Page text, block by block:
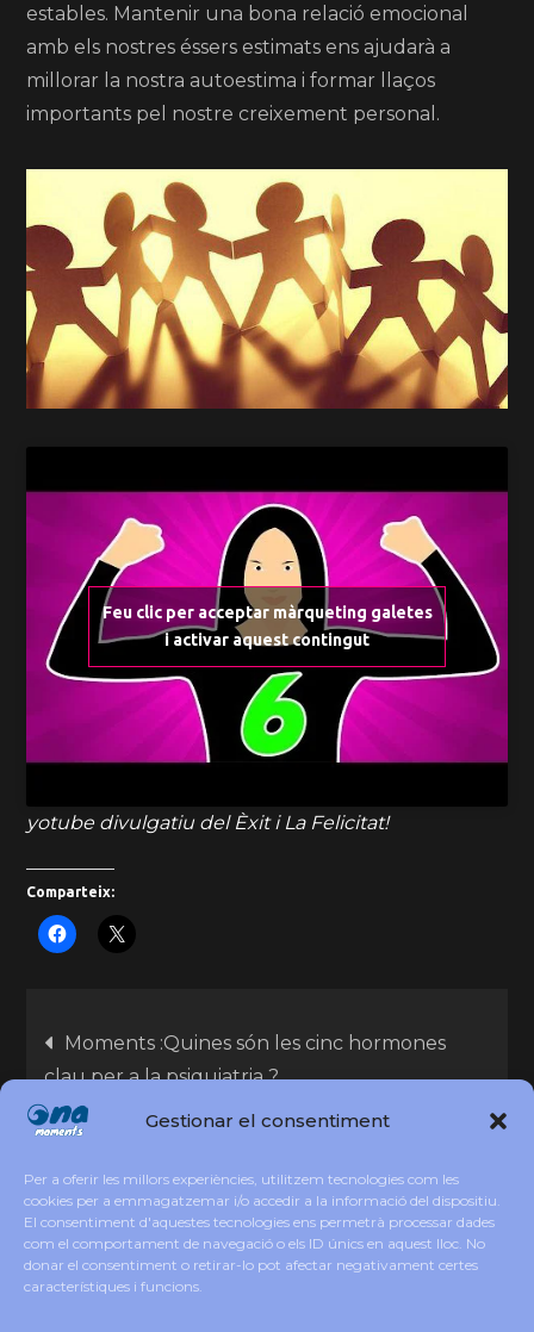
Gestionar el consentiment
Per a oferir les millors experiències, utilitzem tecnologies com les
cookies per a emmagatzemar i/o accedir a la informació del dispositiu.
El consentiment d'aquestes tecnologies ens permetrà processar dades
com el comportament de navegació o els ID únics en aquest lloc. No
donar el consentiment o retirar-lo pot afectar negativament certes
característiques i funcions.
estables. Mantenir una bona relació emocional
amb els nostres éssers estimats ens ajudarà a
millorar la nostra autoestima i formar llaços
importants pel nostre creixement personal.
Feu clic per acceptar màrqueting galetes
i activar aquest contingut
yotube divulgatiu del Èxit i La Felicitat!
Comparteix:
Moments :Quines són les cinc hormones
clau per a la psiquiatria ?
Barcelona i de tots els Infants!! Felicitats
Eulàliies , Laies